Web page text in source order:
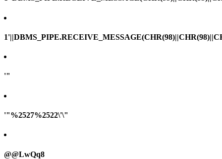
'"
'"%2527%2522\'\"
@@LwQq8